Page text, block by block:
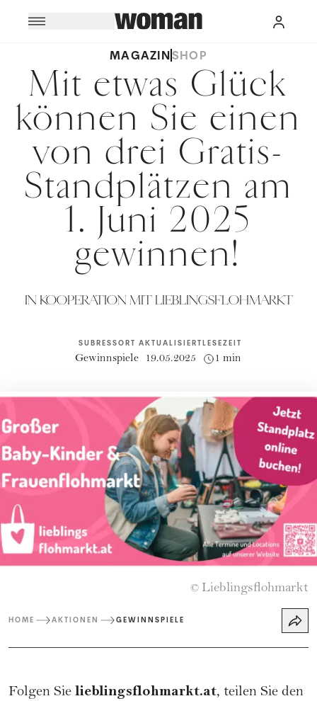
MAGAZINSHOP
Mit etwas Glück
können Sie einen
von drei Gratis-
Standplätzen am
1. Juni 2025
gewinnen!
IN KOOPERATION MIT LIEBLINGSFLOHMARKT
SUBRESSORT
Gewinnspiele
AKTUALISIERT
19.05.2025
LESEZEIT
1 min
© Lieblingsflohmarkt
HOME AKTIONEN GEWINNSPIELE
Folgen Sie lieblingsflohmarkt.at, teilen Sie den